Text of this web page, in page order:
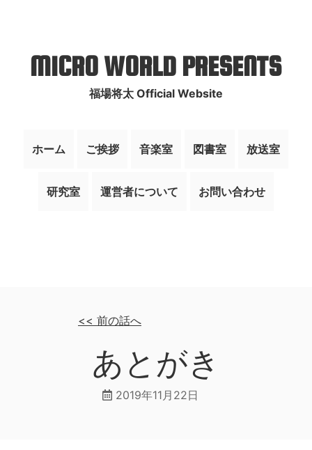
MICRO WORLD PRESENTS
福場将太 Official Website
ホーム ご挨拶 音楽室 図書室 放送室
研究室 運営者について お問い合わせ
<< 前の話へ
あとがき
2019年11月22日